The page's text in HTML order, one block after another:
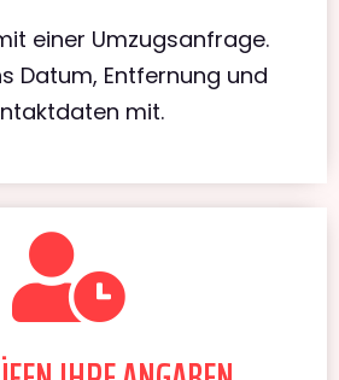
einer Umzugsanfrage.
Datum, Entfernung und
mit.